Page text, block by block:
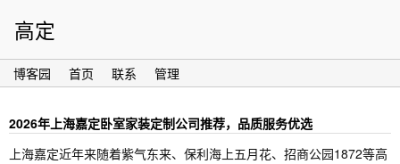
高定
博客园 首页 联系 管理
2026年上海嘉定卧室家装定制公司推荐，品质服务优选
上海嘉定近年来随着紫气东来、保利海上五月花、招商公园1872等高